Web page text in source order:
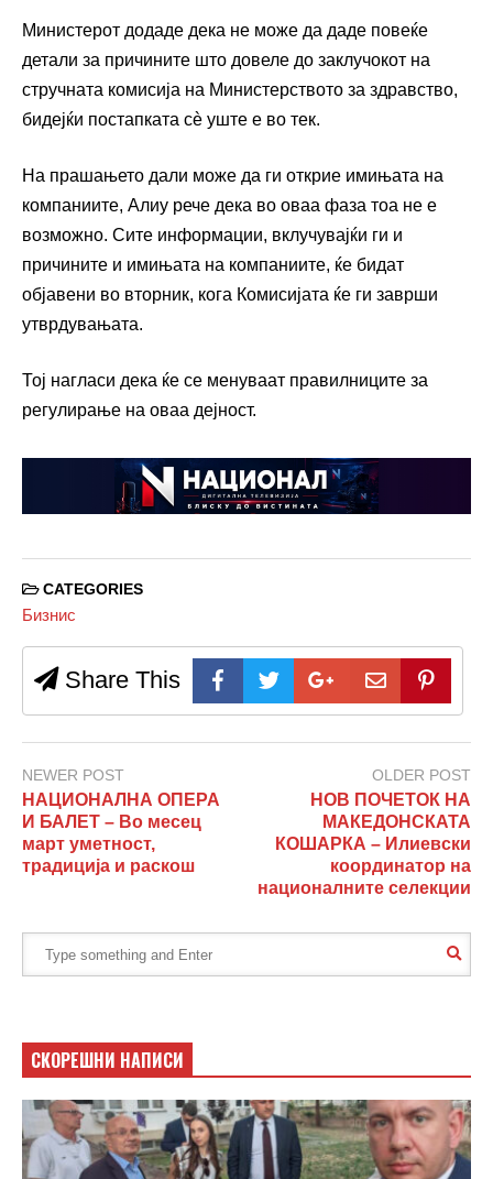
Министерот додаде дека не може да даде повеќе
детали за причините што довеле до заклучокот на
стручната комисија на Министерството за здравство,
бидејќи постапката сè уште е во тек.
На прашањето дали може да ги открие имињата на
компаниите, Алиу рече дека во оваа фаза тоа не е
возможно. Сите информации, вклучувајќи ги и
причините и имињата на компаниите, ќе бидат
објавени во вторник, кога Комисијата ќе ги заврши
утврдувањата.
Тој нагласи дека ќе се менуваат правилниците за
регулирање на оваа дејност.
CATEGORIES
Бизнис
Share This
NEWER POST
НАЦИОНАЛНА ОПЕРА
И БАЛЕТ – Во месец
март уметност,
традиција и раскош
OLDER POST
НОВ ПОЧЕТОК НА
МАКЕДОНСКАТА
КОШАРКА – Илиевски
координатор на
националните селекции
СКОРЕШНИ НАПИСИ